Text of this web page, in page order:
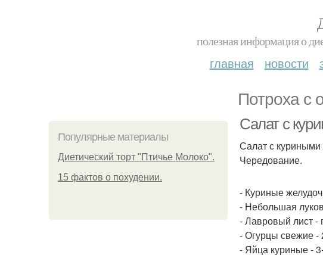
полезная информация о
главная новости
Потроха с
Популярные материалы
Диетический торт "Птичье Молоко".
15 фактов о похудении.
Салат с
Салат с куриными
Чередование.
- Куриные
- Небольшая
- Лавровый лист -
- Огурцы свежие -
- Яйца куриные -